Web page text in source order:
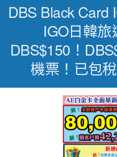
DBS Black Card
IGO日韓
DBS$150！
機票！已包